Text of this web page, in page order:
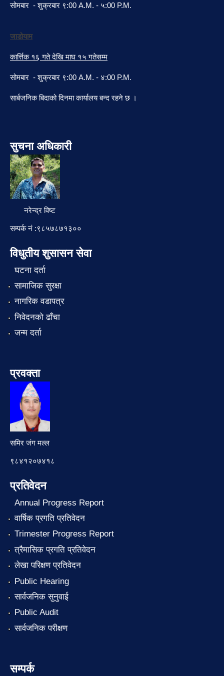
सोमबार - शुक्रबार ९:00 A.M. - ५:00 P.M.
जाडोयाम
कार्त्तिक १६ गते देखि माघ १५ गतेसम्म
सोमबार - शुक्रबार ९:00 A.M. - ४:00 P.M.
सार्बजनिक बिदाको दिनमा कार्यालय बन्द रहने छ ।
सुचना अधिकारी
नरेन्द्र विष्ट
सम्पर्क नं :९८५७८७१३००
विधुतीय शुसासन सेवा
घटना दर्ता
सामाजिक सुरक्षा
नागरिक वडापत्र
निवेदनको ढाँचा
जन्म दर्ता
प्रवक्ता
समिर जंग मल्ल
९८४१२०७४१८
प्रतिवेदन
Annual Progress Report
वार्षिक प्रगति प्रतिवेदन
Trimester Progress Report
त्रैमासिक प्रगति प्रतिवेदन
लेखा परिक्षण प्रतिवेदन
Public Hearing
सार्वजनिक सुनुवाई
Public Audit
सार्वजनिक परीक्षण
सम्पर्क